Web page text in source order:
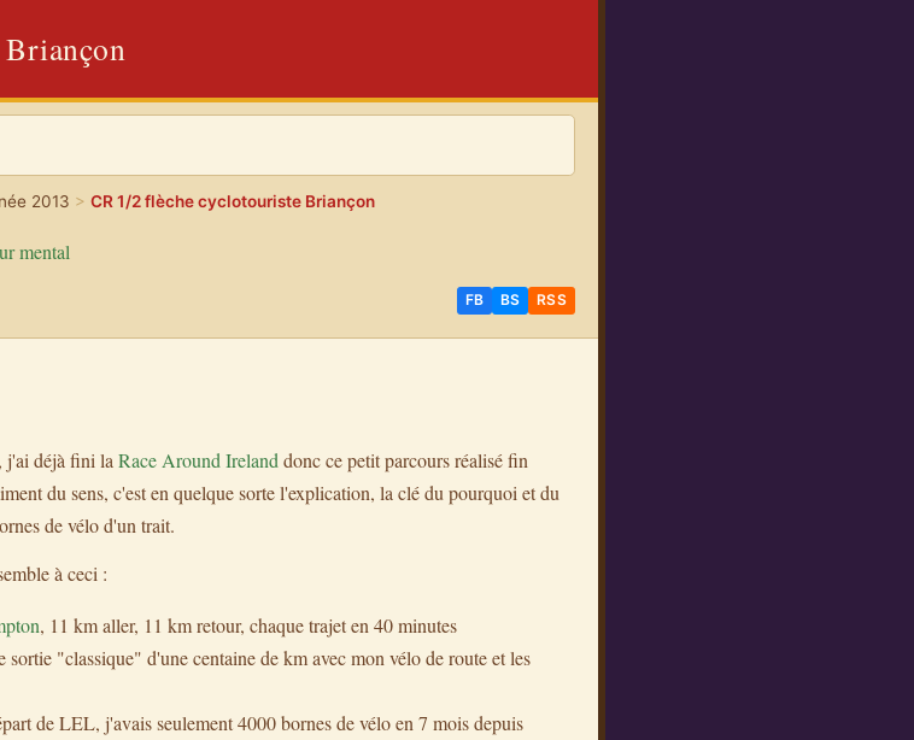
2013 > CR 1/2 flèche cyclotouriste Briançon
mental
FB BS RSS
j'ai déjà fini la Race Around Ireland donc ce petit parcours réalisé fin
du sens, c'est en quelque sorte l'explication, la clé du pourquoi et du
de vélo d'un trait.
à ceci :
, 11 km aller, 11 km retour, chaque trajet en 40 minutes
sortie "classique" d'une centaine de km avec mon vélo de route et les
de LEL, j'avais seulement 4000 bornes de vélo en 7 mois depuis